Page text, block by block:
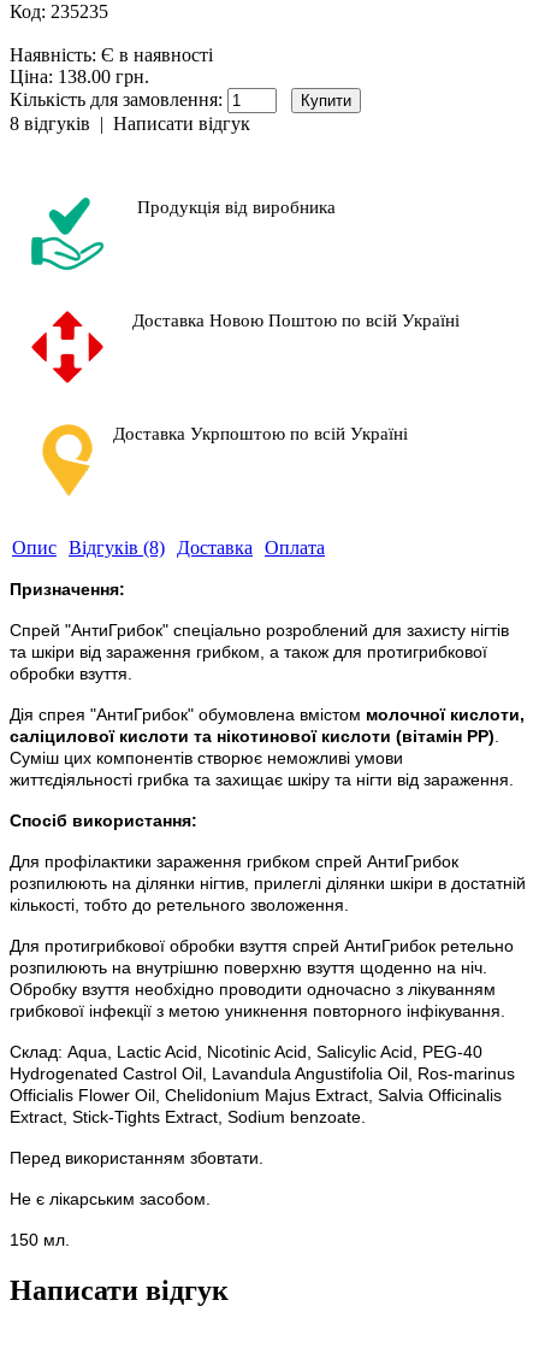
Код: 235235
Наявність: Є в наявності
Ціна: 138.00 грн.
Кількість для замовлення:
8 відгуків | Написати відгук
Продукція від виробника
Доставка Новою Поштою по всій Україні
Доставка Укрпоштою по всій Україні
Опис Відгуків (8) Доставка Оплата
Призначення:
Спрей "АнтиГрибок" спеціально розроблений для захисту нігтів
та шкіри від зараження грибком, а також для протигрибкової
обробки взуття.
Дія спрея "АнтиГрибок" обумовлена вмістом молочної кислоти,
саліцилової кислоти та нікотинової кислоти (вітамін РР).
Суміш цих компонентів створює неможливі умови
життєдіяльності грибка та захищає шкіру та нігти від зараження.
Спосіб використання:
Для профілактики зараження грибком спрей АнтиГрибок
розпилюють на ділянки нігтив, прилеглі ділянки шкіри в достатній
кількості, тобто до ретельного зволоження.
Для протигрибкової обробки взуття спрей АнтиГрибок ретельно
розпилюють на внутрішню поверхню взуття щоденно на ніч.
Обробку взуття необхідно проводити одночасно з лікуванням
грибкової інфекції з метою уникнення повторного інфікування.
Склад: Aqua, Lactic Acid, Nicotinic Acid, Salicylic Acid, PEG-40
Hydrogenated Castrol Oil, Lavandula Angustifolia Oil, Ros-marinus
Officialis Flower Oil, Chelidonium Majus Extract, Salvia Officinalis
Extract, Stick-Tights Extract, Sodium benzoate.
Перед використанням збовтати.
Не є лікарським засобом.
150 мл.
Написати відгук